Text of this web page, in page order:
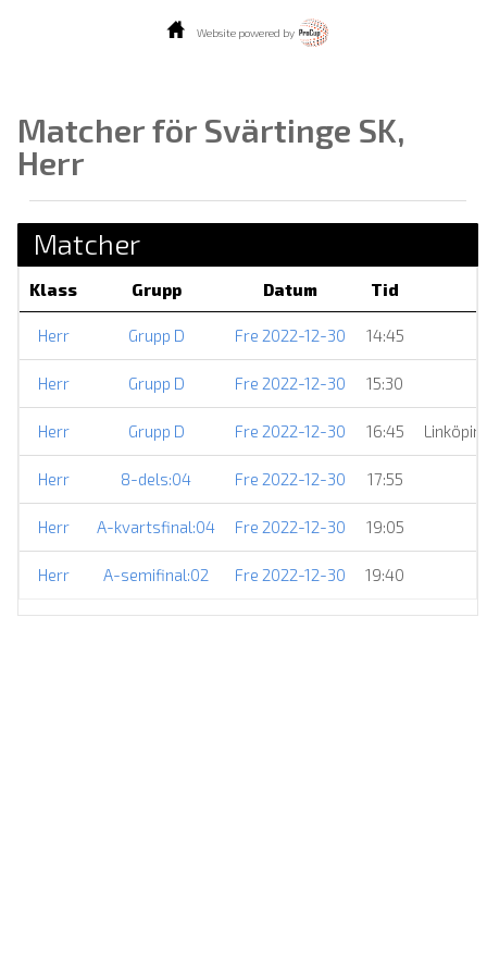
Website powered by
Matcher för Svärtinge SK,
Herr
Matcher
Klass Grupp Datum Tid
Herr Grupp D Fre 2022-12-30 14:45
Herr Grupp D Fre 2022-12-30 15:30
Herr Grupp D Fre 2022-12-30 16:45
Herr 8-dels:04 Fre 2022-12-30 17:55
Herr A-kvartsfinal:04 Fre 2022-12-30 19:05
Herr A-semifinal:02 Fre 2022-12-30 19:40